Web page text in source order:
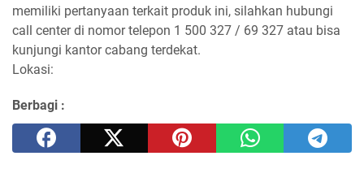
memiliki pertanyaan terkait produk ini, silahkan hubungi
call center di nomor telepon 1 500 327 / 69 327 atau bisa
kunjungi kantor cabang terdekat.
Lokasi:
Berbagi :